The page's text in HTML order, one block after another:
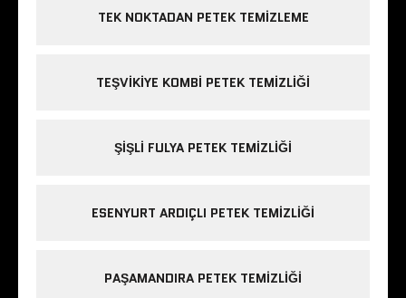
TEK NOKTADAN PETEK TEMIZLEME
TEŞVIKIYE KOMBI PETEK TEMIZLIĞI
ŞIŞLI FULYA PETEK TEMIZLIĞI
ESENYURT ARDIÇLI PETEK TEMIZLIĞI
PAŞAMANDIRA PETEK TEMIZLIĞI